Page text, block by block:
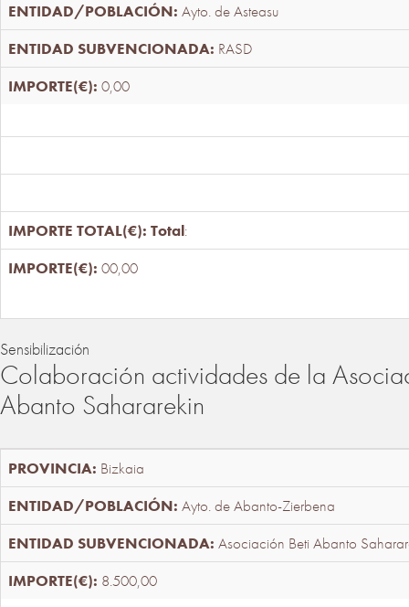
Ayto. de Asteasu
RASD
0,00
Total:
00,00
Sensibilización
Colaboración actividades de la
Abanto Sahararekin
Bizkaia
Ayto. de Abanto-Zierbena
Asociación Beti Abanto
8.500,00